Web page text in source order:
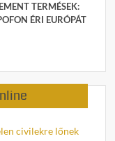
TERMÉSEK:
ÉRI EURÓPÁT
civilekre lőnek